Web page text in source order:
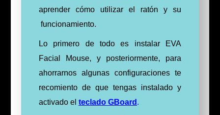
aprender cómo utilizar el ratón y su
funcionamiento.
Lo primero de todo es instalar EVA
Facial Mouse, y posteriormente, para
ahorrarnos algunas configuraciones te
recomiento de que tengas instalado y
activado el teclado GBoard .